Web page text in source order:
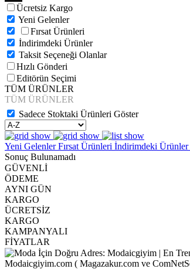
Ücretsiz Kargo
Yeni Gelenler
Fırsat Ürünleri
İndirimdeki Ürünler
Taksit Seçeneği Olanlar
Hızlı Gönderi
Editörün Seçimi
TÜM ÜRÜNLER
TÜM ÜRÜNLER
Sadece Stoktaki Ürünleri Göster
Yeni GelenlerFırsat Ürünleri İndirimdeki Ürünler
Sonuç Bulunamadı
GÜVENLİ
ÖDEME
AYNI GÜN
KARGO
ÜCRETSİZ
KARGO
KAMPANYALI
FİYATLAR
Modaicgiyim.com ( Magazakur.com ve